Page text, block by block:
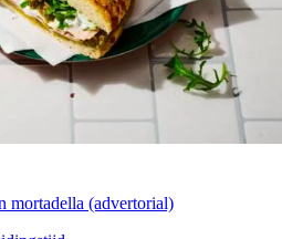
mortadella (advertorial)